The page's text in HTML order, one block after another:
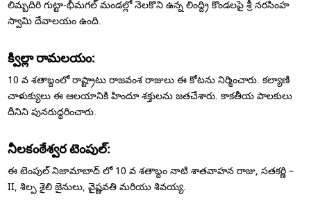
లిమ్బదిరి గుట్టా-భీమగల్ మండల్లో నెలకొని ఉన్న లింద్ద్రి కొండలపై శ్రీ నరసింహ
స్వామి దేవాలయం ఉంది.
క్విల్లా రామలయం:
10 వ శతాబ్దంలో రాష్ట్రాటు రాజవంశ రాజులు ఈ కోటను నిర్మించారు. కల్యాణి
చాళుక్యులు ఈ ఆలయానికి హిందూ శక్తులను జతచేశారు. కాకతీయ పాలకులు
దీనిని పునరుద్ధరించారు.
నీలకంఠేశ్వర టెంపుల్:
ఈ టెంపుల్ నిజామాబాద్ లో 10 వ శతాబ్దం నాటి శాతవాహన రాజు, సతకర్ణి –
II, శిల్ప శైలి జైనులు, వైష్ణవతి మరియు శివయ్య.